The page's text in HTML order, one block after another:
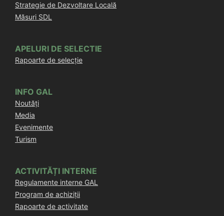
Strategie de Dezvoltare Locală
Măsuri SDL
APELURI DE SELECTIE
Rapoarte de selecție
INFO GAL
Noutăți
Media
Evenimente
Turism
ACTIVITĂȚI INTERNE
Regulamente interne GAL
Program de achiziții
Rapoarte de activitate